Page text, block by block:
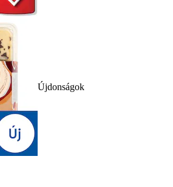
Újdonságok